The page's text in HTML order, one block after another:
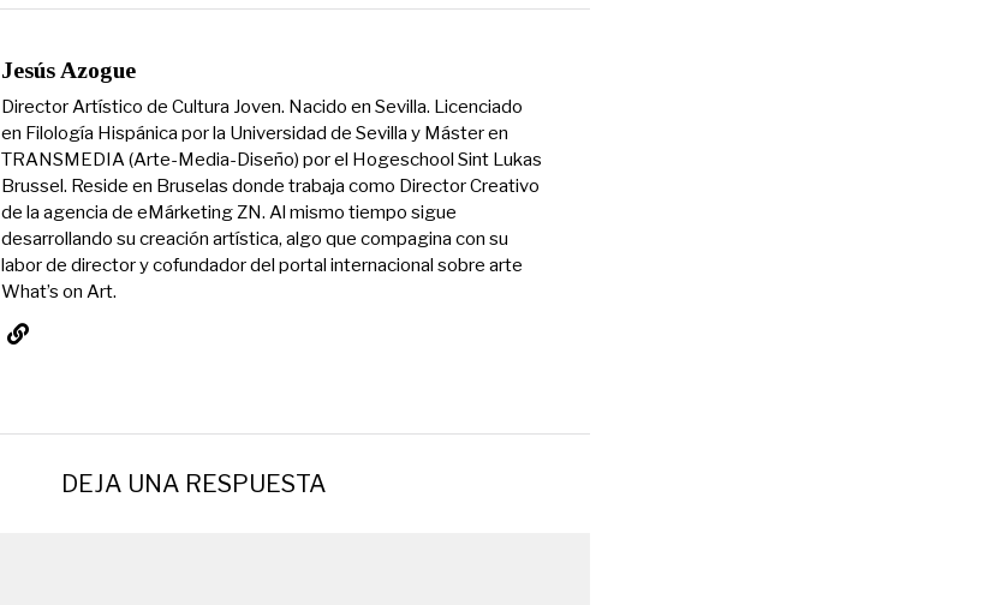
Jesús Azogue
Director Artístico de Cultura Joven. Nacido en Sevilla. Licenciado
en Filología Hispánica por la Universidad de Sevilla y Máster en
TRANSMEDIA (Arte-Media-Diseño) por el Hogeschool Sint Lukas
Brussel. Reside en Bruselas donde trabaja como Director Creativo
de la agencia de eMárketing ZN. Al mismo tiempo sigue
desarrollando su creación artística, algo que compagina con su
labor de director y cofundador del portal internacional sobre arte
What’s on Art.
DEJA UNA RESPUESTA